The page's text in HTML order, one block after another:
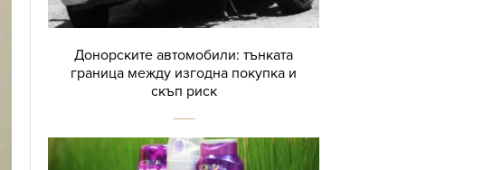
Донорските автомобили: тънката
граница между изгодна покупка и
скъп риск